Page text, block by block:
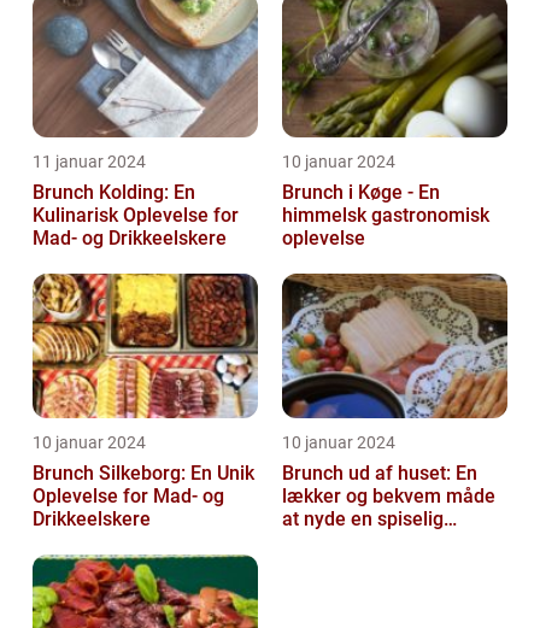
11 januar 2024
Brunch Kolding: En
Kulinarisk Oplevelse for
Mad- og Drikkeelskere
10 januar 2024
Brunch i Køge - En
himmelsk gastronomisk
oplevelse
10 januar 2024
Brunch Silkeborg: En Unik
Oplevelse for Mad- og
Drikkeelskere
10 januar 2024
Brunch ud af huset: En
lækker og bekvem måde
at nyde en spiselig